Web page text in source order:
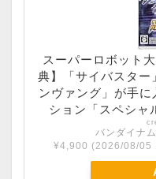
スーパーロボット
典】「サイバスター
ンヴァング」が手
ション「スペシャ
バンダイナ
¥4,900 (2026/08/05